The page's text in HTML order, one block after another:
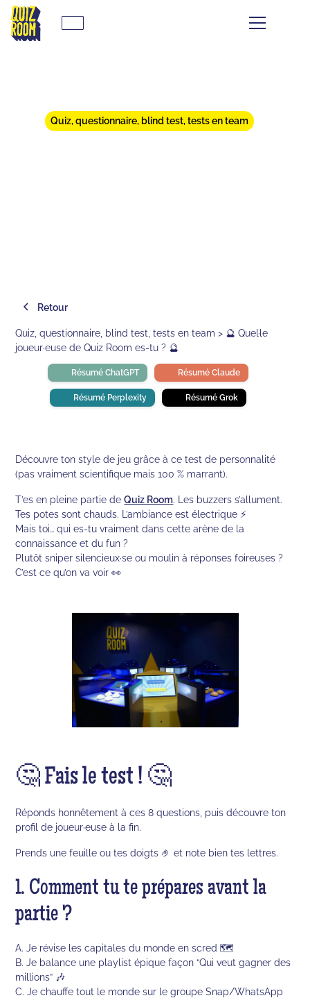
Quiz, questionnaire, blind test, tests en team
Retour
Quiz, questionnaire, blind test, tests en team > 🔮 Quel·le
joueur·euse de Quiz Room es-tu ? 🔮
Résumé ChatGPT Résumé Claude
Résumé Perplexity Résumé Grok
Découvre ton style de jeu grâce à ce test de personnalité
(pas vraiment scientifique mais 100 % marrant).
T’es en pleine partie deQuiz Room. Les buzzers s’allument.
Tes potes sont chauds. L’ambiance est électrique ⚡
Mais toi… qui es-tu vraiment dans cette arène de la
connaissance et du fun ?
Plutôt sniper silencieux·se ou moulin à réponses foireuses ?
C’est ce qu’on va voir 👀
🤔 Fais le test ! 🤔
Réponds honnêtement à ces 8 questions, puis découvre ton
profil de joueur·euse à la fin.
Prends une feuille ou tes doigts 🤌 et note bien tes lettres.
1. Comment tu te prépares avant la
partie ?
A. Je révise les capitales du monde en scred 🗺️
B. Je balance une playlist épique façon “Qui veut gagner des
millions” 🎶
C. Je chauffe tout le monde sur le groupe Snap/WhatsApp